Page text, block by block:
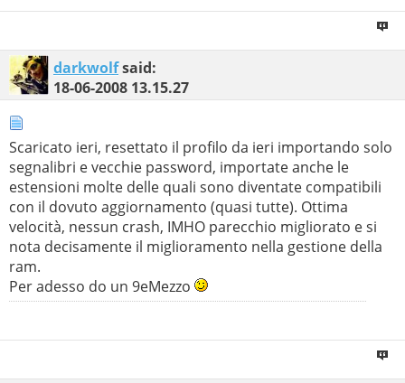
darkwolfsaid:
18-06-2008 13.15.27
Scaricato ieri, resettato il profilo da ieri importando solo
segnalibri e vecchie password, importate anche le
estensioni molte delle quali sono diventate compatibili
con il dovuto aggiornamento (quasi tutte). Ottima
velocità, nessun crash, IMHO parecchio migliorato e si
nota decisamente il miglioramento nella gestione della
ram.
Per adesso do un 9eMezzo